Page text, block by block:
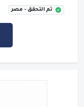
تم التحقق - مصر